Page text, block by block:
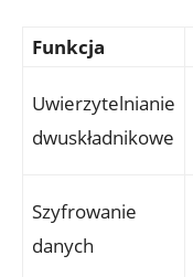
Funkcja
Uwierzytelnianie
dwuskładnikowe
Szyfrowanie
danych